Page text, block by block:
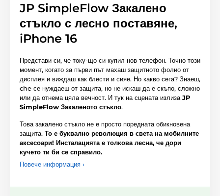
JP SimpleFlow Закалено
стъкло с лесно поставяне,
iPhone 16
Представи си, че току-що си купил нов телефон. Точно този
момент, когато за първи път махаш защитното фолио от
дисплея и виждаш как блести и сияе. Но какво сега? Знаеш,
che се нуждаеш от защита, но не искаш да е скъпо, сложно
или да отнема цяла вечност. И тук на сцената излиза JP
SimpleFlow Закаленото стъкло.
Това закалено стъкло не е просто поредната обикновена
защита. То е буквално революция в света на мобилните
аксесоари! Инсталацията е толкова лесна, че дори
кучето ти би се справило.
Повече информация ›